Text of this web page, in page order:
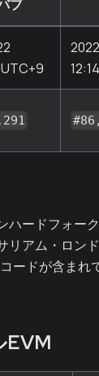
ブ
ハードフォー
リアム・ロン
ードが含まれ
EVM